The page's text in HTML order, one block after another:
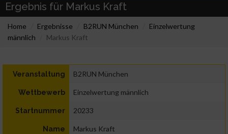
Ergebnis für Markus Kraft
Home Ergebnisse B2RUN München
Einzelwertung
männlich
Markus Kraft
Veranstaltung B2RUN München
Wettbewerb Einzelwertung männlich
Startnummer 20233
Name Markus Kraft